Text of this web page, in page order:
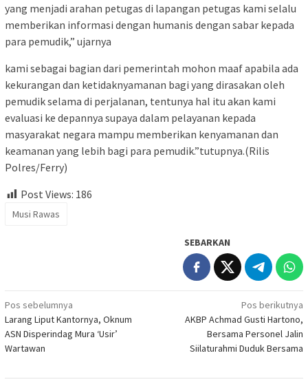
yang menjadi arahan petugas di lapangan petugas kami selalu
memberikan informasi dengan humanis dengan sabar kepada
para pemudik,” ujarnya
kami sebagai bagian dari pemerintah mohon maaf apabila ada
kekurangan dan ketidaknyamanan bagi yang dirasakan oleh
pemudik selama di perjalanan, tentunya hal itu akan kami
evaluasi ke depannya supaya dalam pelayanan kepada
masyarakat negara mampu memberikan kenyamanan dan
keamanan yang lebih bagi para pemudik.”tutupnya.(Rilis
Polres/Ferry)
Post Views: 186
Musi Rawas
SEBARKAN
Navigasi
pos
Pos sebelumnya
Larang Liput Kantornya, Oknum
ASN Disperindag Mura ‘Usir’
Wartawan
Pos berikutnya
AKBP Achmad Gusti Hartono,
Bersama Personel Jalin
Siilaturahmi Duduk Bersama